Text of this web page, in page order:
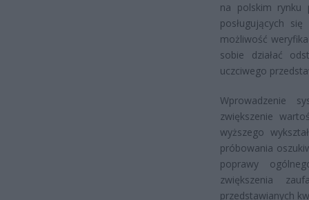
na polskim rynku
posługujących
możliwość
sobie działać
uczciwego
Wprowadzenie
zwiększenie
wyższego
próbowania
poprawy
zwiększenia
przedstawianych